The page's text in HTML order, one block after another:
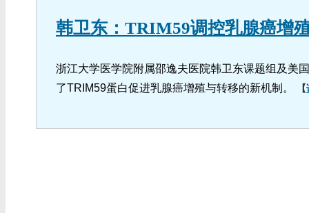
韩卫东：TRIM59调控乳腺癌增
浙江大学医学院附属邵逸夫医院韩卫东课题组及美
了TRIM59蛋白促进乳腺癌增殖与转移的新机制。
【